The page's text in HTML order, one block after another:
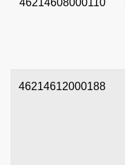
46214608000110
46214612000188